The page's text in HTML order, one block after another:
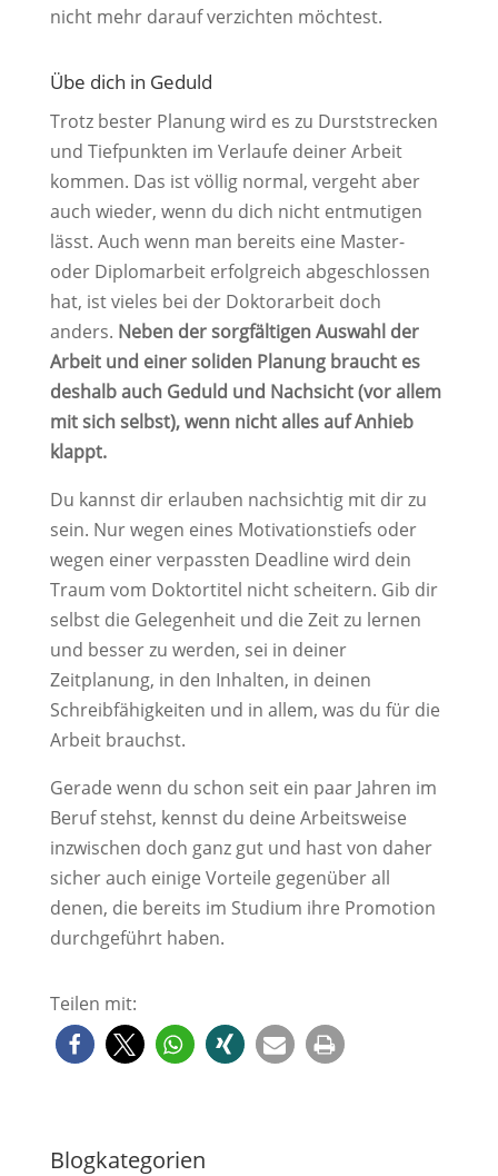
nicht mehr darauf verzichten möchtest.
Übe dich in Geduld
Trotz bester Planung wird es zu Durststrecken
und Tiefpunkten im Verlaufe deiner Arbeit
kommen. Das ist völlig normal, vergeht aber
auch wieder, wenn du dich nicht entmutigen
lässt. Auch wenn man bereits eine Master-
oder Diplomarbeit erfolgreich abgeschlossen
hat, ist vieles bei der Doktorarbeit doch
anders. Neben der sorgfältigen Auswahl der
Arbeit und einer soliden Planung braucht es
deshalb auch Geduld und Nachsicht (vor allem
mit sich selbst), wenn nicht alles auf Anhieb
klappt.
Du kannst dir erlauben nachsichtig mit dir zu
sein. Nur wegen eines Motivationstiefs oder
wegen einer verpassten Deadline wird dein
Traum vom Doktortitel nicht scheitern. Gib dir
selbst die Gelegenheit und die Zeit zu lernen
und besser zu werden, sei in deiner
Zeitplanung, in den Inhalten, in deinen
Schreibfähigkeiten und in allem, was du für die
Arbeit brauchst.
Gerade wenn du schon seit ein paar Jahren im
Beruf stehst, kennst du deine Arbeitsweise
inzwischen doch ganz gut und hast von daher
sicher auch einige Vorteile gegenüber all
denen, die bereits im Studium ihre Promotion
durchgeführt haben.
Teilen mit:
Blogkategorien